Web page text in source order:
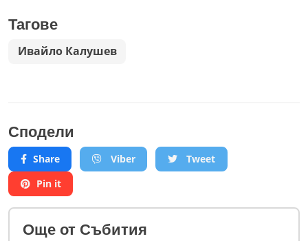
Тагове
Ивайло Калушев
Сподели
Share Viber
Tweet
Pin it
Oще от Събития